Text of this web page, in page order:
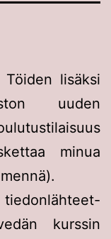
lisäksi
uuden
minua
kurssin